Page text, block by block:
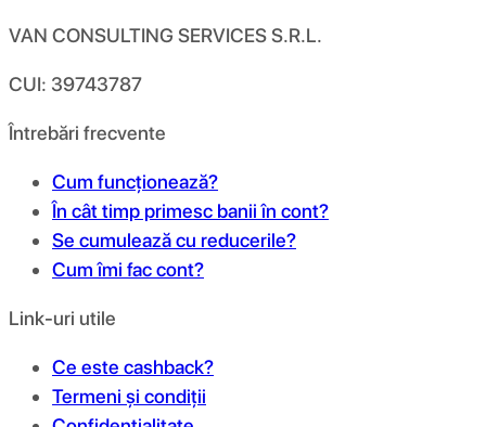
VAN CONSULTING SERVICES S.R.L.
CUI: 39743787
Întrebări frecvente
Cum funcționează?
În cât timp primesc banii în cont?
Se cumulează cu reducerile?
Cum îmi fac cont?
Link-uri utile
Ce este cashback?
Termeni și condiții